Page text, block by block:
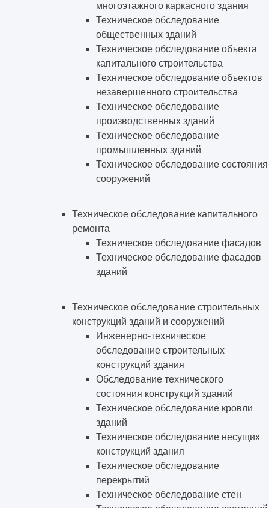
многоэтажного каркасного здания
Техническое обследование
общественных зданий
Техническое обследование объекта
капитального строительства
Техническое обследование объектов
незавершенного строительства
Техническое обследование
производственных зданий
Техническое обследование
промышленных зданий
Техническое обследование состояния
сооружений
Техническое обследование капитального
ремонта
Техническое обследование фасадов
Техническое обследование фасадов
зданий
Техническое обследование строительных
конструкций зданий и сооружений
Инженерно-техническое
обследование строительных
конструкций здания
Обследование технического
состояния конструкций зданий
Техническое обследование кровли
зданий
Техническое обследование несущих
конструкций здания
Техническое обследование
перекрытий
Техническое обследование стен